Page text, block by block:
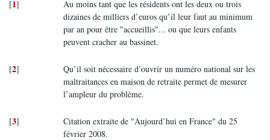
[1]
Au moins tant que les résidents ont les deux ou trois
dizaines de milliers d’euros qu’il leur faut au minimum
par an pour être "accueillis"... ou que leurs enfants
peuvent cracher au bassinet.
[2]
Qu’il soit nécessaire d’ouvrir un numéro national sur les
maltraitances en maison de retraite permet de mesurer
l’ampleur du problème.
[3]
Citation extraite de "Aujourd’hui en France" du 25
février 2008.